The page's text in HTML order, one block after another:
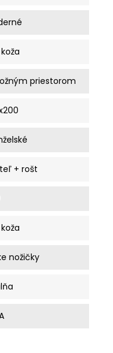
priestorom
+ rošt
nožičky